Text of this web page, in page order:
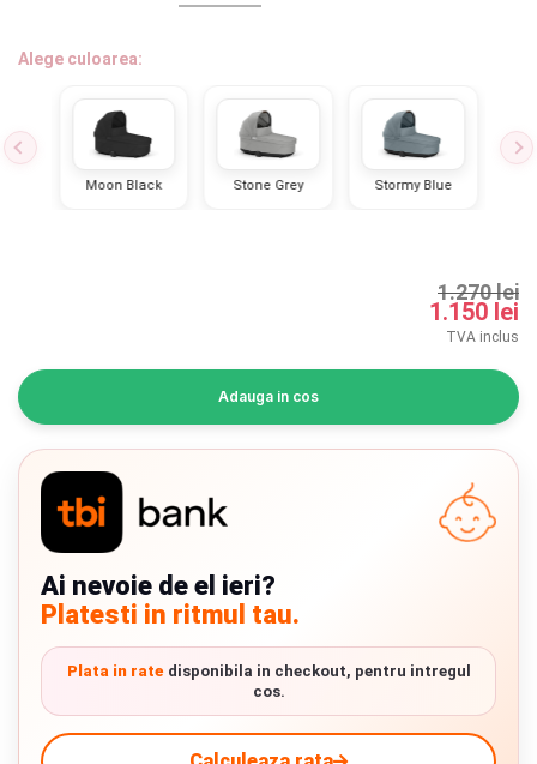
Informatii companie
Depozit
Q & A
Branduri
Termeni si conditii
Politica de confidentialitate
Politica de utilizare cookie-uri
Modalitati de plata
Alege culoarea:
Moon Black Stone Grey Stormy Blue
1.270 lei
1.150 lei
TVA inclus
Adauga in cos
Ai nevoie de el ieri?
Platesti in ritmul tau.
Plata in ratedisponibila in checkout, pentru intregul
cos.
Chrome cu detalii negre
Verde cu detalii negre
9.305 lei
TVA inclus